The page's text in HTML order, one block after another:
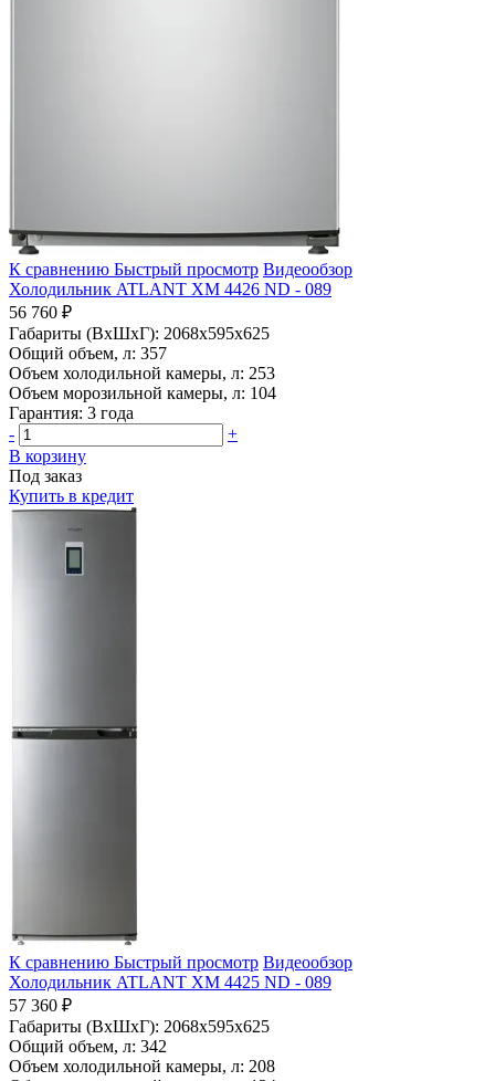
К сравнению Быстрый просмотр Видеообзор
Холодильник ATLANT ХМ 4426 ND - 089
56 760 ₽
Габариты (ВхШхГ): 2068x595x625
Общий объем, л: 357
Объем холодильной камеры, л: 253
Объем морозильной камеры, л: 104
Гарантия: 3 года
-
+
В корзину
Под заказ
Купить в кредит
К сравнению Быстрый просмотр Видеообзор
Холодильник ATLANT ХМ 4425 ND - 089
57 360 ₽
Габариты (ВхШхГ): 2068x595x625
Общий объем, л: 342
Объем холодильной камеры, л: 208